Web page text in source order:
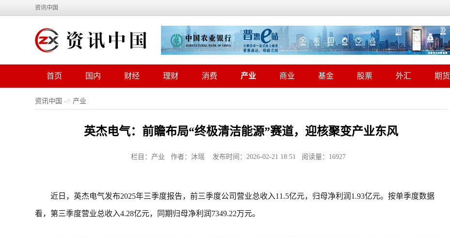
资讯中国
首页 国内 财经 理财 消费 产业 商业 基金 股票 外汇 期货
资讯中国 -> 产业
英杰电气：前瞻布局“终极清洁能源”赛道，迎核聚变产业东风
栏目：产业 作者：沐瑶 发布时间：2026-02-21 18:51 阅读量：16927
近日，英杰电气发布2025年三季度报告，前三季度公司营业总收入11.5亿元，归母净利润1.93亿元。按单季度数据
看，第三季度营业总收入4.28亿元，同期归母净利润7349.22万元。